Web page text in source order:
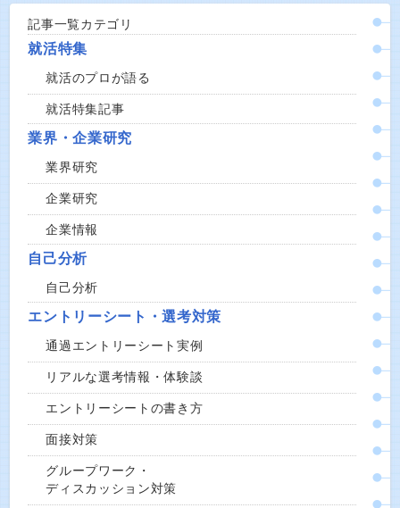
記事一覧カテゴリ
就活特集
就活のプロが語る
就活特集記事
業界・企業研究
業界研究
企業研究
企業情報
自己分析
自己分析
エントリーシート・選考対策
通過エントリーシート実例
リアルな選考情報・体験談
エントリーシートの書き方
面接対策
グループワーク・
ディスカッション対策